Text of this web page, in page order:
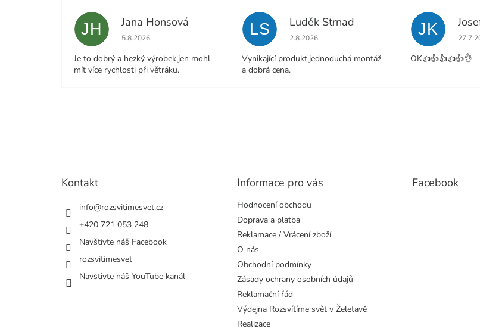
JH Jana Honsová
Hodnocení obchodu je 5 z 5 hvězdiček.
5.8.2026
Je to dobrý a hezký výrobek,jen mohl
mít více rychlosti při větráku.
LS Luděk Strnad
Hodnocení obchodu je 5 z 5 hvězdiček.
2.8.2026
Vynikající produkt,jednoduchá montáž
a dobrá cena.
JK
OK👍👍👍👍👍👌
Kontakt
info@rozsvitimesvet.cz
+420 721 053 248
Navštivte náš Facebook
rozsvitimesvet
Navštivte náš YouTube kanál
Informace pro vás
Hodnocení obchodu
Doprava a platba
Reklamace / Vrácení zboží
O nás
Obchodní podmínky
Zásady ochrany osobních údajů
Reklamační řád
Výdejna Rozsvítíme svět v Želetavě
Realizace
Facebook